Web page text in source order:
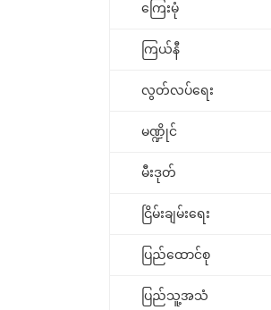
ကြေးမုံ
ကြယ်နီ
လွတ်လပ်ရေး
မဏ္ဍိုင်
မီးဒုတ်
ငြိမ်းချမ်းရေး
ပြည်ထောင်စု
ပြည်သူ့အသံ